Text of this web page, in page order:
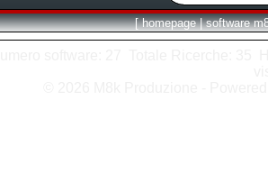
[ homepage | software